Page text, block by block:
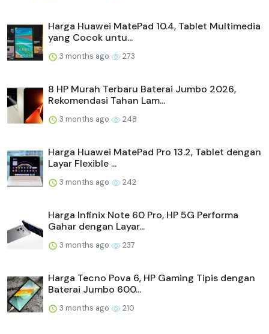
Harga Huawei MatePad 10.4, Tablet Multimedia
yang Cocok untu...
3 months ago 273
8 HP Murah Terbaru Baterai Jumbo 2026,
Rekomendasi Tahan Lam...
3 months ago 248
Harga Huawei MatePad Pro 13.2, Tablet dengan
Layar Flexible ...
3 months ago 242
Harga Infinix Note 60 Pro, HP 5G Performa
Gahar dengan Layar...
3 months ago 237
Harga Tecno Pova 6, HP Gaming Tipis dengan
Baterai Jumbo 600...
3 months ago 210